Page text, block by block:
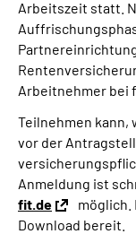
Arbeitszeit statt.
Arbeitnehmer bei
Teilnehmen kann,
vor der
Anmeldung ist
fit.de
möglich.
Download bereit.